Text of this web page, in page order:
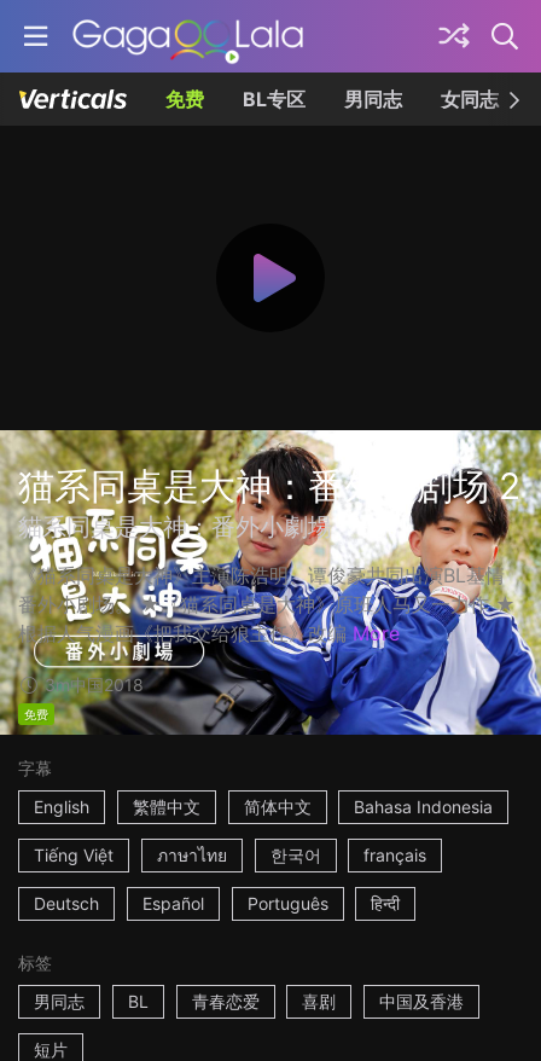
免费 BL专区 男同志 女同志
猫系同桌是大神：番外小剧场 2
貓系同桌是大神：番外小劇場
《猫系同桌是大神》主演陈浩明、谭俊豪共同出演BL基情
番外小剧场。 ★《猫系同桌是大神》原班人马又一力作 ★
根据人气漫画《把我交给狼主任》改编 More
3m中国2018
免费
字幕
English
繁體中文 简体中文 Bahasa Indonesia
Tiếng Việt ภาษาไทย 한국어 français
Deutsch Español Português हिन्दी
标签
男同志
BL 青春恋爱 喜剧 中国及香港
短片